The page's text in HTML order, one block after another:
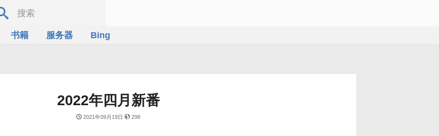
书籍 服务器 Bing
2022年四月新番
2021年09月19日 298